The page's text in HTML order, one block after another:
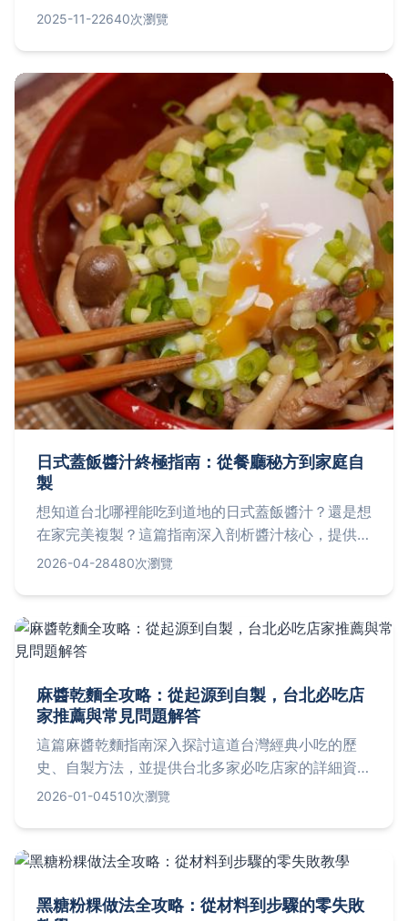
是新手或老手，都能學會如何做出香Q美味的台灣炒
2025-11-22640次瀏覽
日式蓋飯醬汁終極指南：從餐廳秘方到家庭自
製
想知道台北哪裡能吃到道地的日式蓋飯醬汁？還是想
在家完美複製？這篇指南深入剖析醬汁核心，提供餐
廳實訪與精準配方，一次解決你的所有疑問。
2026-04-28480次瀏覽
麻醬乾麵全攻略：從起源到自製，台北必吃店
家推薦與常見問題解答
這篇麻醬乾麵指南深入探討這道台灣經典小吃的歷
史、自製方法，並提供台北多家必吃店家的詳細資
訊，包括地址、價格、營業時間與評分。同時解答常
解麻醬乾麵，無論是初學者還是老饕都能找到實用建
議。
2026-01-04510次瀏覽
黑糖粉粿做法全攻略：從材料到步驟的零失敗